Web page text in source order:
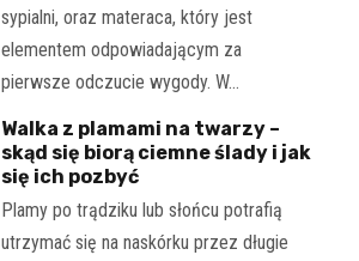
sypialni, oraz materaca, który jest
elementem odpowiadającym za
pierwsze odczucie wygody. W…
Walka z plamami na twarzy –
skąd się biorą ciemne ślady i jak
się ich pozbyć
Plamy po trądziku lub słońcu potrafią
utrzymać się na naskórku przez długie